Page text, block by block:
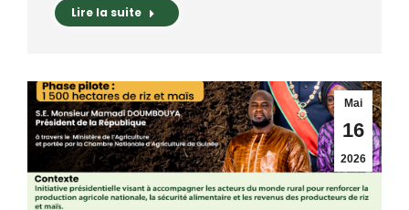
Lire la suite
Mai
16
2026